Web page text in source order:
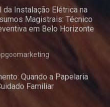
Instalação Elétrica na
Magistrais: Técnico
em Belo Horizonte
Quando a Papelaria
Familiar